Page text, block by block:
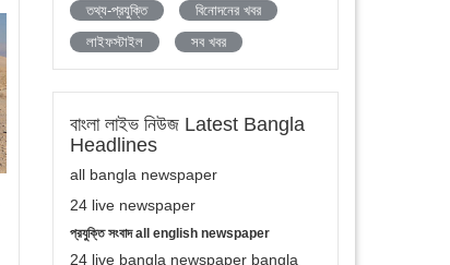
তথ্য-প্রযুক্তি
বিনোদনের খবর
লাইফস্টাইল
সব খবর
বাংলা লাইভ নিউজ Latest Bangla
Headlines
all bangla newspaper
24 live newspaper
প্রযুক্তি সংবাদ all english newspaper
24 live bangla newspaper bangla